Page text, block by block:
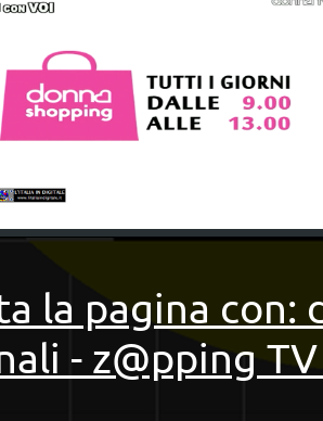
la pagina
- z@pping